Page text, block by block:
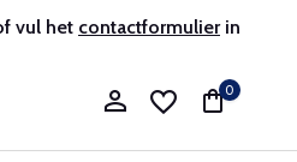
klantenservice
vul het contactformulierin
0